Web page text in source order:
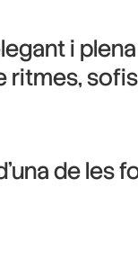
i
ritmes,
de